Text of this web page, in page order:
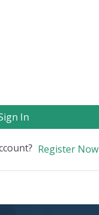
In
Register Now